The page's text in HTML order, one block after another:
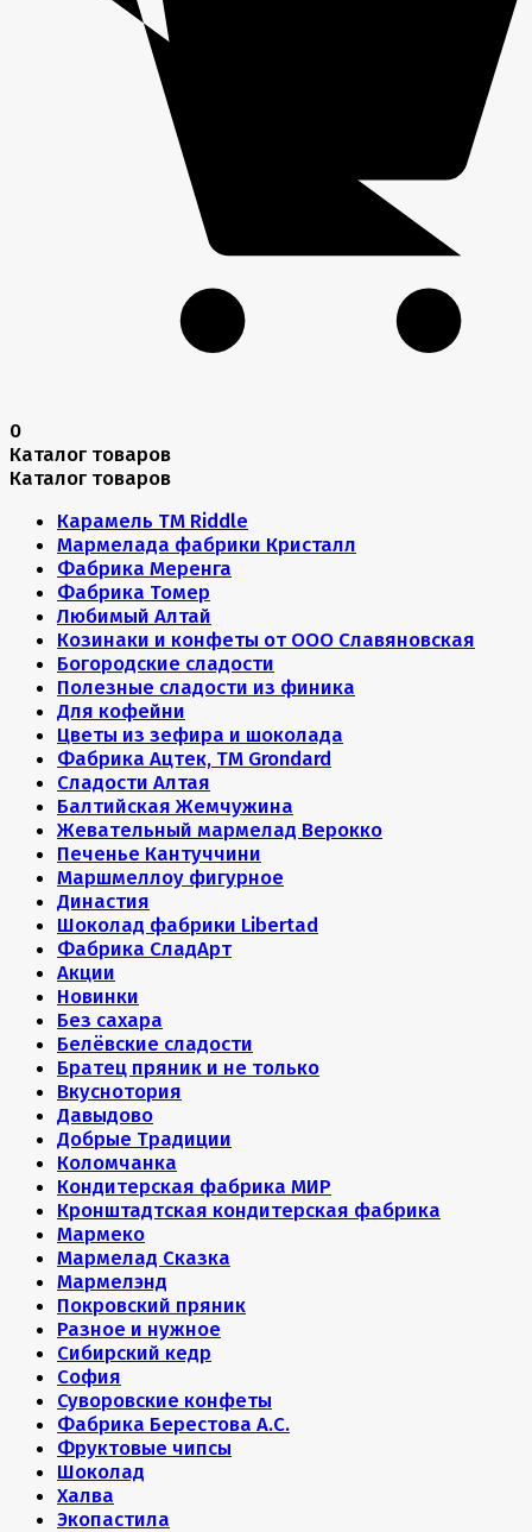
0
Каталог товаров
Каталог товаров
Карамель ТМ Riddle
Мармелада фабрики Кристалл
Фабрика Меренга
Фабрика Томер
Любимый Алтай
Козинаки и конфеты от ООО Славяновская
Богородские сладости
Полезные сладости из финика
Для кофейни
Цветы из зефира и шоколада
Фабрика Ацтек, ТМ Grondard
Сладости Алтая
Балтийская Жемчужина
Жевательный мармелад Верокко
Печенье Кантуччини
Маршмеллоу фигурное
Династия
Шоколад фабрики Libertad
Фабрика СладАрт
Акции
Новинки
Без сахара
Белёвские сладости
Братец пряник и не только
Вкуснотория
Давыдово
Добрые Традиции
Коломчанка
Кондитерская фабрика МИР
Кронштадтская кондитерская фабрика
Мармеко
Мармелад Сказка
Мармелэнд
Покровский пряник
Разное и нужное
Сибирский кедр
София
Суворовские конфеты
Фабрика Берестова А.С.
Фруктовые чипсы
Шоколад
Халва
Экопастила